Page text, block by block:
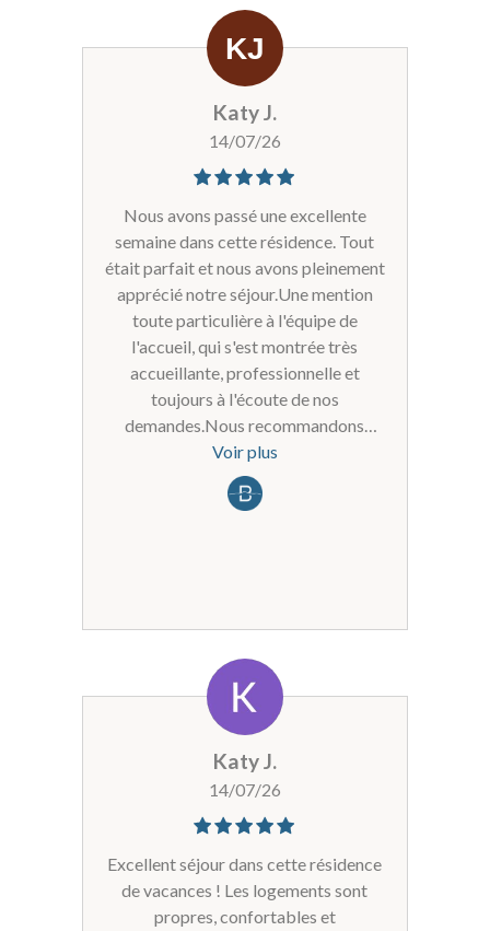
Katy J.
14/07/26
Nous avons passé une excellente
semaine dans cette résidence. Tout
était parfait et nous avons pleinement
apprécié notre séjour.Une mention
toute particulière à l'équipe de
l'accueil, qui s'est montrée très
accueillante, professionnelle et
toujours à l'écoute de nos
demandes.Nous recommandons
cette résidence sans hésitation !
Voir plus
Katy J.
14/07/26
Excellent séjour dans cette résidence
de vacances ! Les logements sont
propres, confortables et